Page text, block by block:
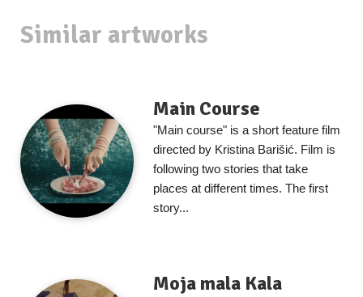
Similar artworks
Main Course
"Main course" is a short feature film
directed by Kristina Barišić. Film is
following two stories that take
places at different times. The first
story...
Moja mala Kala